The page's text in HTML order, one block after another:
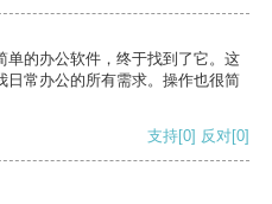
单的办公软件，终于找到了它。这
日常办公的所有需求。操作也很简
支持[0] 反对[0]